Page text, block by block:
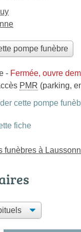
pompe funèbre
- Fermée, ouvre
PMR (parking,
cette pompe
fiche
funèbres à